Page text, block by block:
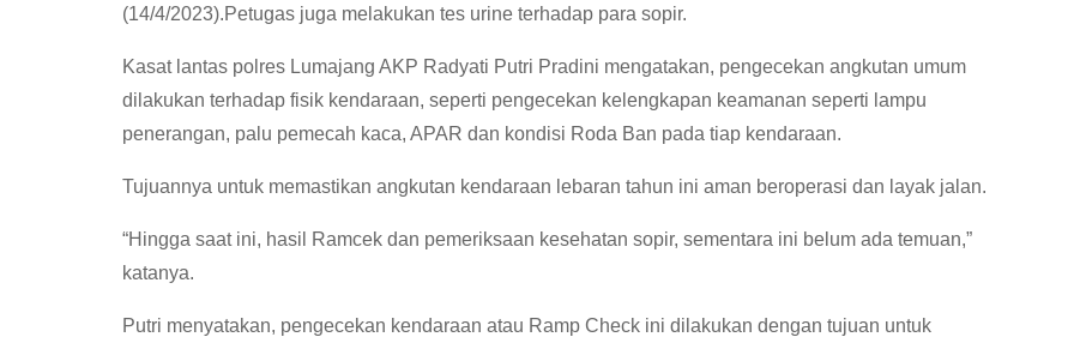
(14/4/2023).Petugas juga melakukan tes urine terhadap para sopir.
Kasat lantas polres Lumajang AKP Radyati Putri Pradini mengatakan, pengecekan angkutan umum
dilakukan terhadap fisik kendaraan, seperti pengecekan kelengkapan keamanan seperti lampu
penerangan, palu pemecah kaca, APAR dan kondisi Roda Ban pada tiap kendaraan.
Tujuannya untuk memastikan angkutan kendaraan lebaran tahun ini aman beroperasi dan layak jalan.
“Hingga saat ini, hasil Ramcek dan pemeriksaan kesehatan sopir, sementara ini belum ada temuan,”
katanya.
Putri menyatakan, pengecekan kendaraan atau Ramp Check ini dilakukan dengan tujuan untuk